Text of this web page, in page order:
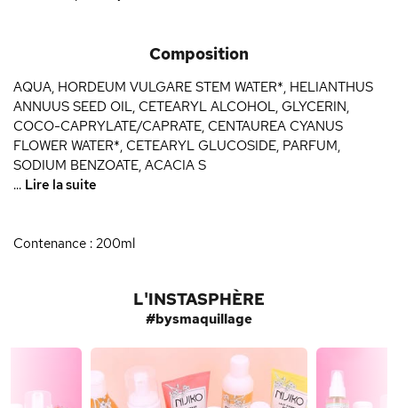
Composition
AQUA, HORDEUM VULGARE STEM WATER*, HELIANTHUS
ANNUUS SEED OIL, CETEARYL ALCOHOL, GLYCERIN,
COCO-CAPRYLATE/CAPRATE, CENTAUREA CYANUS
FLOWER WATER*, CETEARYL GLUCOSIDE, PARFUM,
SODIUM BENZOATE, ACACIA S
... Lire la suite
Contenance : 200ml
L'INSTASPHÈRE
#bysmaquillage